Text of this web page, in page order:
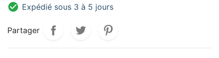
 Expédié sous 3 à 5 jours
Partager